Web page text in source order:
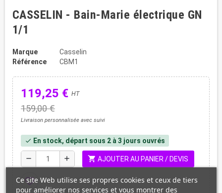
CASSELIN - Bain-Marie électrique GN
1/1
Marque
Casselin
Référence
CBM1
119,25 € HT
159,00 €
Livraison personnalisée avec suivi
check En stock, départ sous 2 à 3 jours ouvrés
remove add shopping_cart AJOUTER AU PANIER / DEVIS
favorite_border
Ce site Web utilise ses propres cookies et ceux de tiers
pour améliorer nos services et vous montrer des